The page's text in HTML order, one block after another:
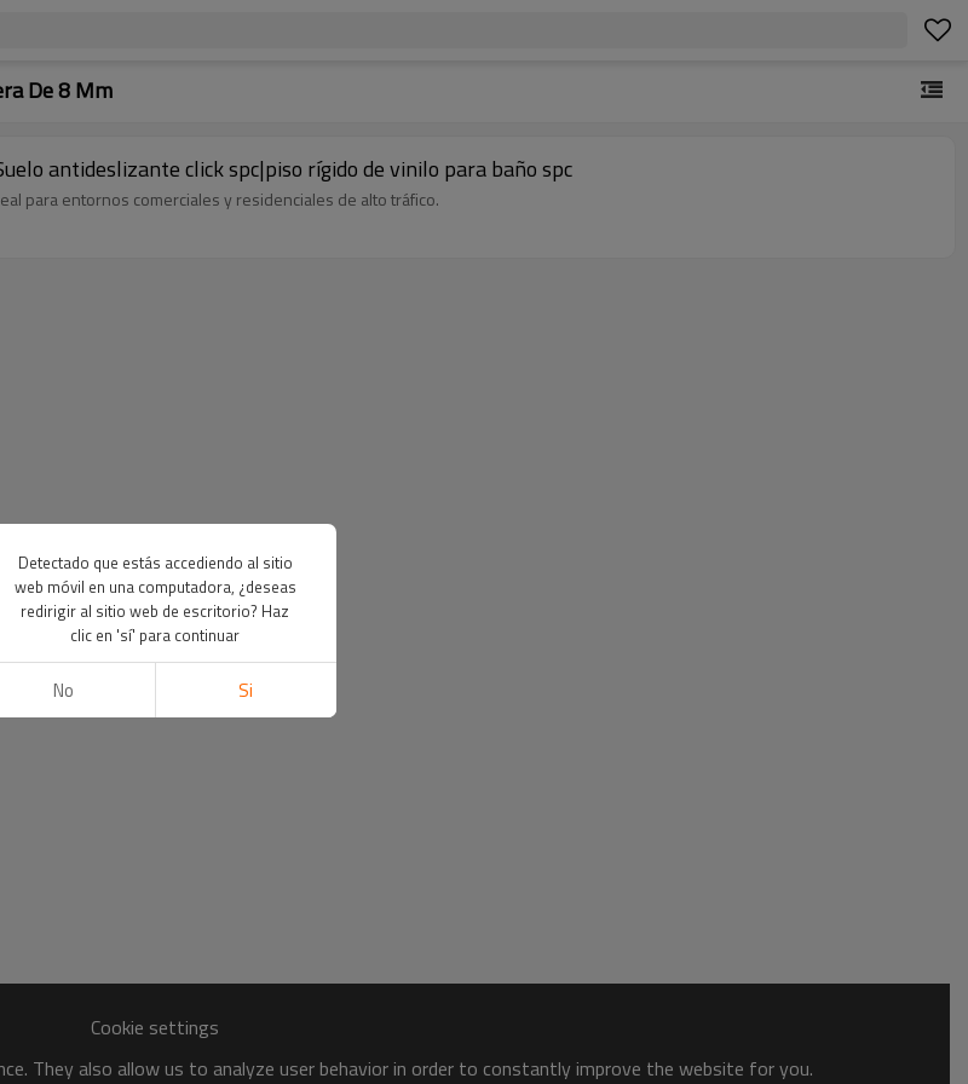
De 8 Mm
antideslizante click spc|piso rígido de vinilo para baño spc
para entornos comerciales y residenciales de alto tráfico.
Cookie settings
They also allow us to analyze user behavior in order to constantly improve the website for you.
Detectado que estás accediendo al sitio
web móvil en una computadora, ¿deseas
redirigir al sitio web de escritorio? Haz
clic en 'sí' para continuar
No Si